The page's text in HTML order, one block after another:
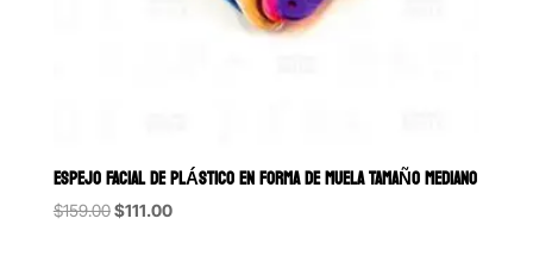
ESPEJO FACIAL DE PLÁSTICO EN FORMA DE MUELA TAMAÑO MEDIANO
$159.00Original
$111.00Current